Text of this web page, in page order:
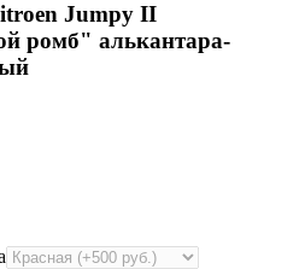
Jumpy II
ромб" алькантара-